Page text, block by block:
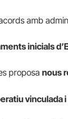
amb
inicials
proposa nous
vinculada